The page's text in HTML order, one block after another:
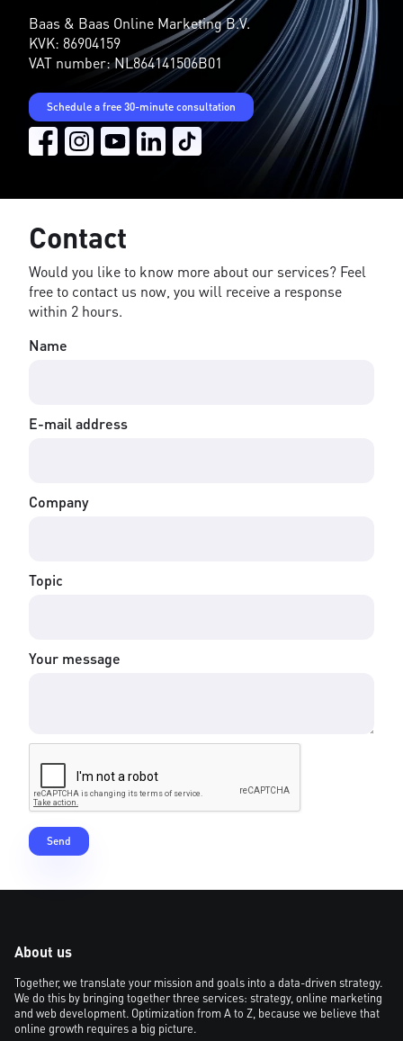
Baas & Baas Online Marketing B.V.
KVK: 86904159
VAT number: NL864141506B01
Schedule a free 30-minute consultation
Contact
Would you like to know more about our services? Feel
free to contact us now, you will receive a response
within 2 hours.
Name
E-mail address
Company
Topic
Your message
About us
Together, we translate your mission and goals into a data-driven strategy.
We do this by bringing together three services: strategy, online marketing
and web development. Optimization from A to Z, because we believe that
online growth requires a big picture.